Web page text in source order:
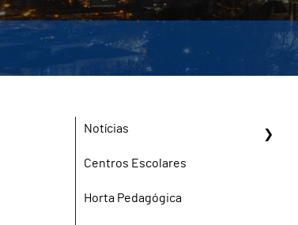
Notícias
Centros Escolares
Horta Pedagógica